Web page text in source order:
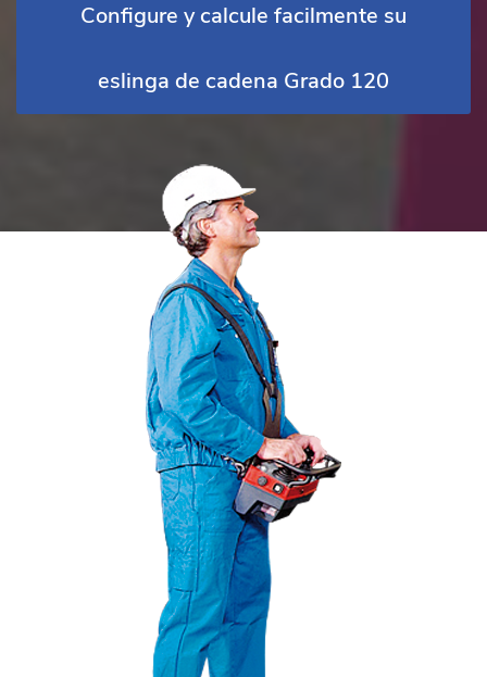
Configure y calcule facilmente su
eslinga de cadena Grado 120